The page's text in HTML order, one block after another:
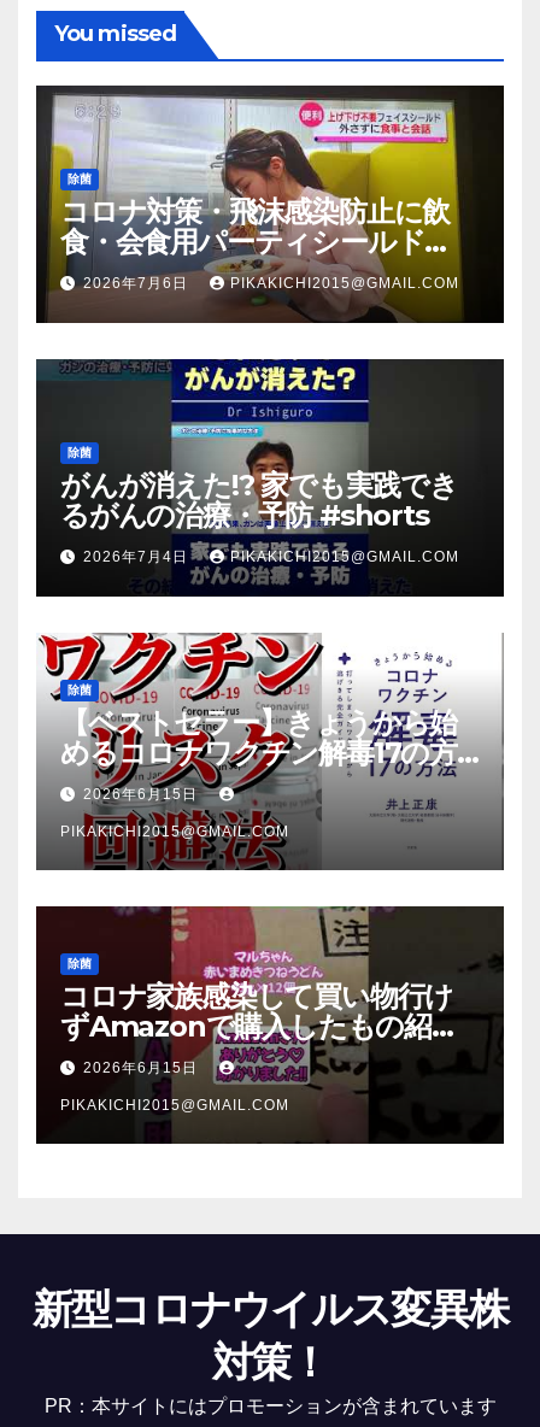
You missed
除菌
コロナ対策・飛沫感染防止に飲
食・会食用パーティシールド
（マスク会食代替品）ＦＢＣ福井
放送のＴＶ番組での紹介映像
2026年7月6日 PIKAKICHI2015@GMAIL.COM
除菌
がんが消えた!? 家でも実践でき
るがんの治療・予防 #shorts
2026年7月4日 PIKAKICHI2015@GMAIL.COM
除菌
【ベストセラー】きょうから始
めるコロナワクチン解毒17の方
法【本要約】
2026年6月15日
PIKAKICHI2015@GMAIL.COM
除菌
コロナ家族感染して買い物行け
ずAmazonで購入したもの紹
介 #Shorts
2026年6月15日
PIKAKICHI2015@GMAIL.COM
新型コロナウイルス変異株
対策！
PR：本サイトにはプロモーションが含まれています